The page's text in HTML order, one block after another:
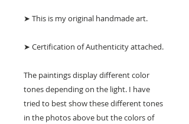
➤ This is my original handmade art.
➤ Certification of Authenticity attached.
The paintings display different color
tones depending on the light. I have
tried to best show these different tones
in the photos above but the colors of